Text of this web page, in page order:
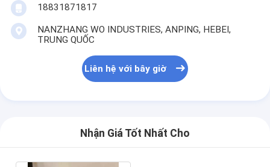
18831871817
NANZHANG WO INDUSTRIES, ANPING, HEBEI,
TRUNG QUỐC
Liên hệ với bây giờ
Nhận Giá Tốt Nhất Cho